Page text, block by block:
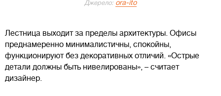
Джерело: ora-ito
Лестница выходит за пределы архитектуры. Офисы
преднамеренно минималистичны, спокойны,
функционируют без декоративных отличий. «Острые
детали должны быть нивелированы», – считает
дизайнер.